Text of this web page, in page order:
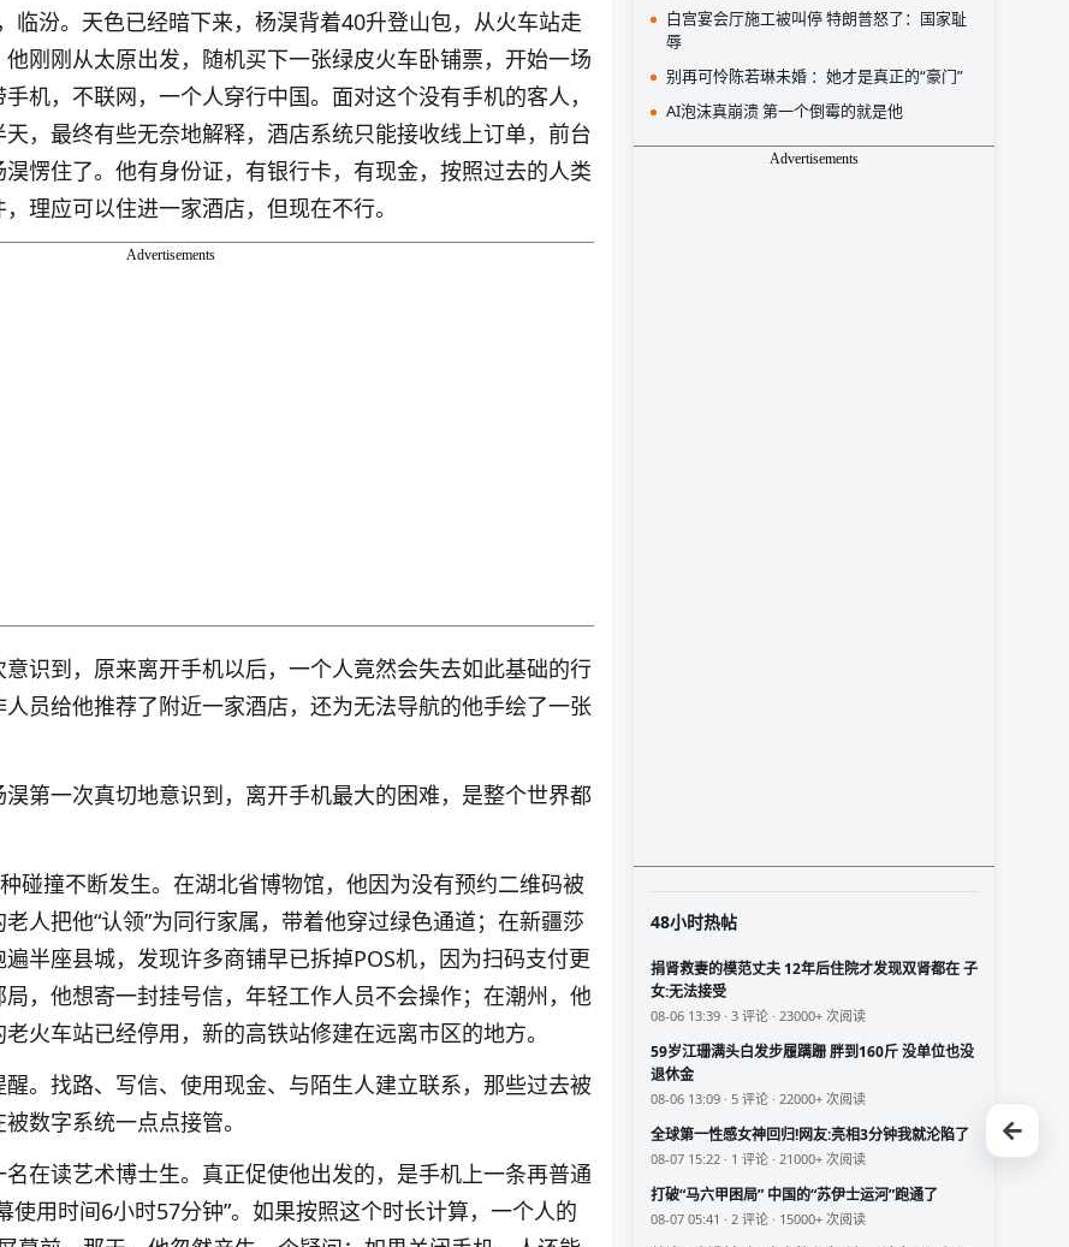
临汾。天色已经暗下来，杨淏背着40升登山包，从火车站走
刚刚从太原出发，随机买下一张绿皮火车卧铺票，开始一场
机，不联网，一个人穿行中国。面对这个没有手机的客人，
，最终有些无奈地解释，酒店系统只能接收线上订单，前台
愣住了。他有身份证，有银行卡，有现金，按照过去的人类
理应可以住进一家酒店，但现在不行。
Advertisements
识到，原来离开手机以后，一个人竟然会失去如此基础的行
员给他推荐了附近一家酒店，还为无法导航的他手绘了一张
第一次真切地意识到，离开手机最大的困难，是整个世界都
碰撞不断发生。在湖北省博物馆，他因为没有预约二维码被
人把他“认领”为同行家属，带着他穿过绿色通道；在新疆莎
半座县城，发现许多商铺早已拆掉POS机，因为扫码支付更
，他想寄一封挂号信，年轻工作人员不会操作；在潮州，他
火车站已经停用，新的高铁站修建在远离市区的地方。
。找路、写信、使用现金、与陌生人建立联系，那些过去被
数字系统一点点接管。
在读艺术博士生。真正促使他出发的，是手机上一条再普通
使用时间6小时57分钟”。如果按照这个时长计算，一个人的
白宫宴会厅施工被叫停 特朗普怒了：国家耻
辱
别再可怜陈若琳未婚 ：她才是真正的“豪门”
AI泡沫真崩溃 第一个倒霉的就是他
Advertisements
48小时热帖
捐肾救妻的模范丈夫 12年后住院才发现双肾都在 子
女:无法接受
08-06 13:39 · 3 评论 · 23000+ 次阅读
59岁江珊满头白发步履蹒跚 胖到160斤 没单位也没
退休金
08-06 13:09 · 5 评论 · 22000+ 次阅读
全球第一性感女神回归!网友:亮相3分钟我就沦陷了
08-07 15:22 · 1 评论 · 21000+ 次阅读
打破“马六甲困局” 中国的“苏伊士运河”跑通了
08-07 05:41 · 2 评论 · 15000+ 次阅读